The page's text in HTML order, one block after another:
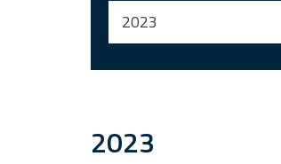
2023
2023